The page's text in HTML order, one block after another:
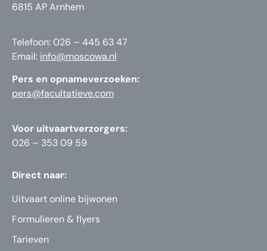
6815 AP Arnhem
Telefoon: 026 – 445 63 47
Email: info@moscowa.nl
Pers en opnameverzoeken:
pers@facultatieve.com
Voor uitvaartverzorgers:
026 – 353 09 59
Direct naar:
Uitvaart online bijwonen
Formulieren & flyers
Tarieven